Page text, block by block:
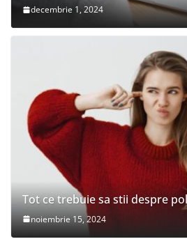
decembrie 1, 2024
Tot ce trebuie sa stii despre
noiembrie 15, 2024